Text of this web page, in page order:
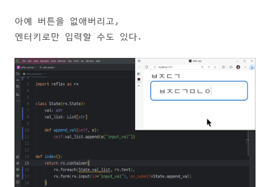
아예 버튼을 없애버리고,
엔터키로만 입력할 수도 있다.